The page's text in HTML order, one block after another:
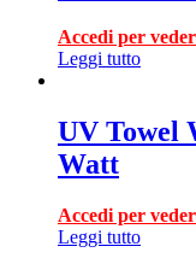
Accedi per
Leggi tutto
UV Towel
Watt
Accedi per
Leggi tutto